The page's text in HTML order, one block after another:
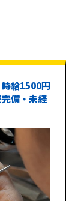
時給1500円
備・未経